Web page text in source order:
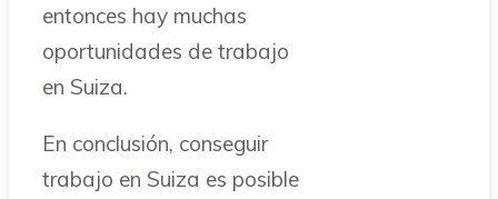
entonces hay muchas
oportunidades de trabajo
en Suiza.
En conclusión, conseguir
trabajo en Suiza es posible